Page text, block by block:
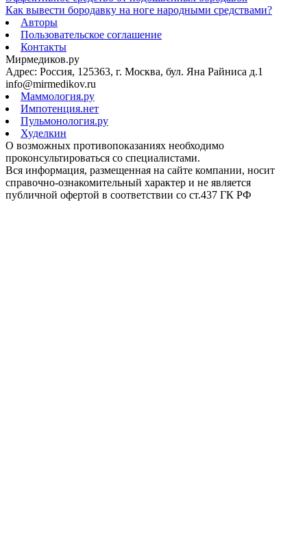
Как вывести бородавку на ноге народными средствами?
Авторы
Пользовательское соглашение
Контакты
Мирмедиков.ру
Адрес: Россия, 125363, г. Москва, бул. Яна Райниса д.1
info@mirmedikov.ru
Маммология.ру
Импотенция.нет
Пульмонология.ру
Худелкин
О возможных противопоказаниях необходимо
проконсультироваться со специалистами.
Вся информация, размещенная на сайте компании, носит
справочно-ознакомительный характер и не является
публичной офертой в соответствии со ст.437 ГК РФ